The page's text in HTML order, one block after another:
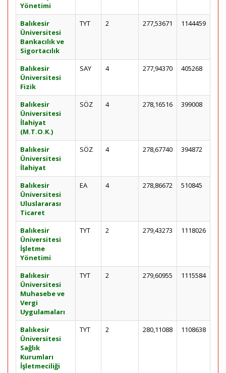
Yönetimi
Balıkesir
Üniversitesi
Bankacılık ve
Sigortacılık
TYT 2 277,53671 1144459
Balıkesir
Üniversitesi
Fizik
SAY 4 277,94370 405268
Balıkesir
Üniversitesi
İlahiyat
(M.T.O.K.)
SÖZ 4 278,16516 399008
Balıkesir
Üniversitesi
İlahiyat
SÖZ 4 278,67740 394872
Balıkesir
Üniversitesi
Uluslararası
Ticaret
EA 4 278,86672 510845
Balıkesir
Üniversitesi
İşletme
Yönetimi
TYT 2 279,43273 1118026
Balıkesir
Üniversitesi
Muhasebe ve
Vergi
Uygulamaları
TYT 2 279,60955 1115584
Balıkesir
Üniversitesi
Sağlık
Kurumları
İşletmeciliği
TYT 2 280,11088 1108638